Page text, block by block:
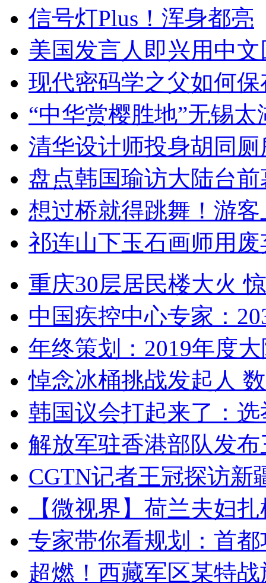
信号灯Plus！浑身都亮
美国发言人即兴用中
现代密码学之父如何
“中华赏樱胜地”无锡
清华设计师投身胡同
盘点韩国瑜访大陆台
想过桥就得跳舞！游客
祁连山下玉石画师用
重庆30层居民楼大火
中国疾控中心专家：
年终策划：2019年度
悼念冰桶挑战发起人
韩国议会打起来了：
解放军驻香港部队发
CGTN记者王冠探访新
【微视界】荷兰夫妇
专家带你看规划：首
超燃！西藏军区某特